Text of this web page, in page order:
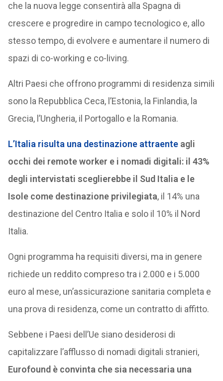
che la nuova legge consentirà alla Spagna di
crescere e progredire in campo tecnologico e, allo
stesso tempo, di evolvere e aumentare il numero di
spazi di co-working e co-living.
Altri Paesi che offrono programmi di residenza simili
sono la Repubblica Ceca, l’Estonia, la Finlandia, la
Grecia, l’Ungheria, il Portogallo e la Romania.
L’Italia risulta una destinazione attraenteagli
occhi dei remote worker e i nomadi digitali: il 43%
degli intervistati sceglierebbe il Sud Italia e le
Isole come destinazione privilegiata, il 14% una
destinazione del Centro Italia e solo il 10% il Nord
Italia.
Ogni programma ha requisiti diversi, ma in genere
richiede un reddito compreso tra i 2.000 e i 5.000
euro al mese, un’assicurazione sanitaria completa e
una prova di residenza, come un contratto di affitto.
Sebbene i Paesi dell’Ue siano desiderosi di
capitalizzare l’afflusso di nomadi digitali stranieri,
Eurofound è convinta che sia necessaria una